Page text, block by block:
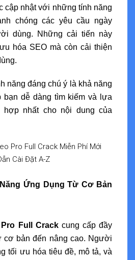
cập nhật với những tính năng
chóng các yêu cầu ngày
dùng. Những cải tiến này
hóa SEO mà còn cải thiện
năng đáng chú ý là khả năng
dễ dàng tìm kiếm và lựa
nhất cho nội dung của
Ứng Dụng Từ Cơ Bản
Full Crackcung cấp đầy
cơ bản đến nâng cao. Người
tối ưu hóa tiêu đề, mô tả, và